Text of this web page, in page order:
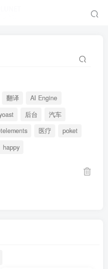
翻译
AI Engine
后台
汽车
医疗
poket
happy